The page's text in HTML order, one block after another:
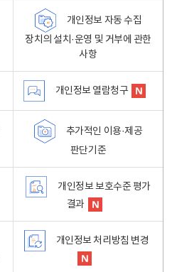
개인정보 자동 수집
장치의 설치·운영 및 거부에 관한
사항
개인정보 열람청구
추가적인 이용·제공
판단기준
개인정보 보호수준 평가
결과
개인정보 처리방침 변경